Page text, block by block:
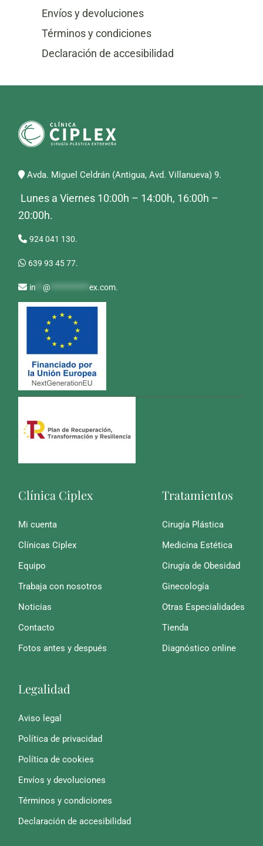
Envíos y devoluciones
Términos y condiciones
Declaración de accesibilidad
Avda. Miguel Celdrán (Antigua, Avd. Villanueva) 9.
Lunes a Viernes 10:00h – 14:00h, 16:00h –
20:00h.
924 041 130.
639 93 45 77.
in **@ ***********ex.com.
Clínica Ciplex
Mi cuenta
Clínicas Ciplex
Equipo
Trabaja con nosotros
Noticias
Contacto
Fotos antes y después
Tratamientos
Cirugía Plástica
Medicina Estética
Cirugía de Obesidad
Ginecología
Otras Especialidades
Tienda
Diagnóstico online
Legalidad
Aviso legal
Política de privacidad
Política de cookies
Envíos y devoluciones
Términos y condiciones
Declaración de accesibilidad